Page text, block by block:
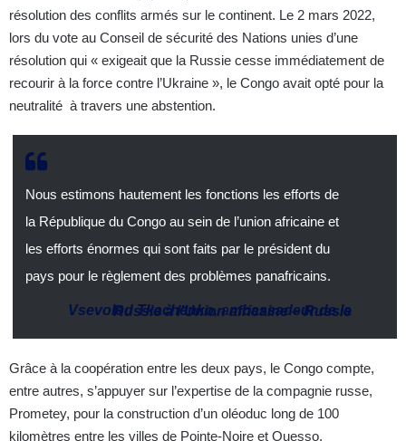
résolution des conflits armés sur le continent. Le 2 mars 2022,
lors du vote au Conseil de sécurité des Nations unies d’une
résolution qui « exigeait que la Russie cesse immédiatement de
recourir à la force contre l’Ukraine », le Congo avait opté pour la
neutralité à travers une abstention.
Nous estimons hautement les fonctions les efforts de
la République du Congo au sein de l’union africaine et
les efforts énormes qui sont faits par le président du
pays pour le règlement des problèmes panafricains.
Vsevolod Tkachenko, a
mbassadeur de la Russie à l’Union africaine–Russie
Grâce à la coopération entre les deux pays, le Congo compte,
entre autres, s’appuyer sur l’expertise de la compagnie russe,
Prometey, pour la construction d’un oléoduc long de 100
kilomètres entre les villes de Pointe-Noire et Ouesso.